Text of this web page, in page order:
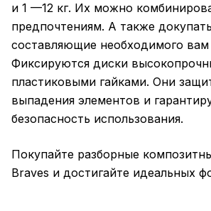
и 1 —12 кг. Их можно
предпочтениям. А также
составляющие необходимого вам
Фиксируются диски
пластиковыми гайками. Они
выпадения элементов и
безопасность использования.
Покупайте разборные
Braves и достигайте идеальных